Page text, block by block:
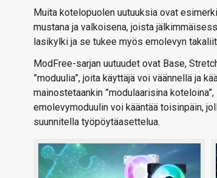
Muita kotelopuolen uutuuksia ovat
mustana ja valkoisena, joista
lasikylki ja se tukee myös emolevyn
ModFree-sarjan uutuudet ovat Base,
”moduulia”, joita käyttäjä voi väännellä ja
mainostetaankin ”modulaarisina
emolevymoduulin voi kääntää toisinpäin,
suunnitella työpöytäasettelua.